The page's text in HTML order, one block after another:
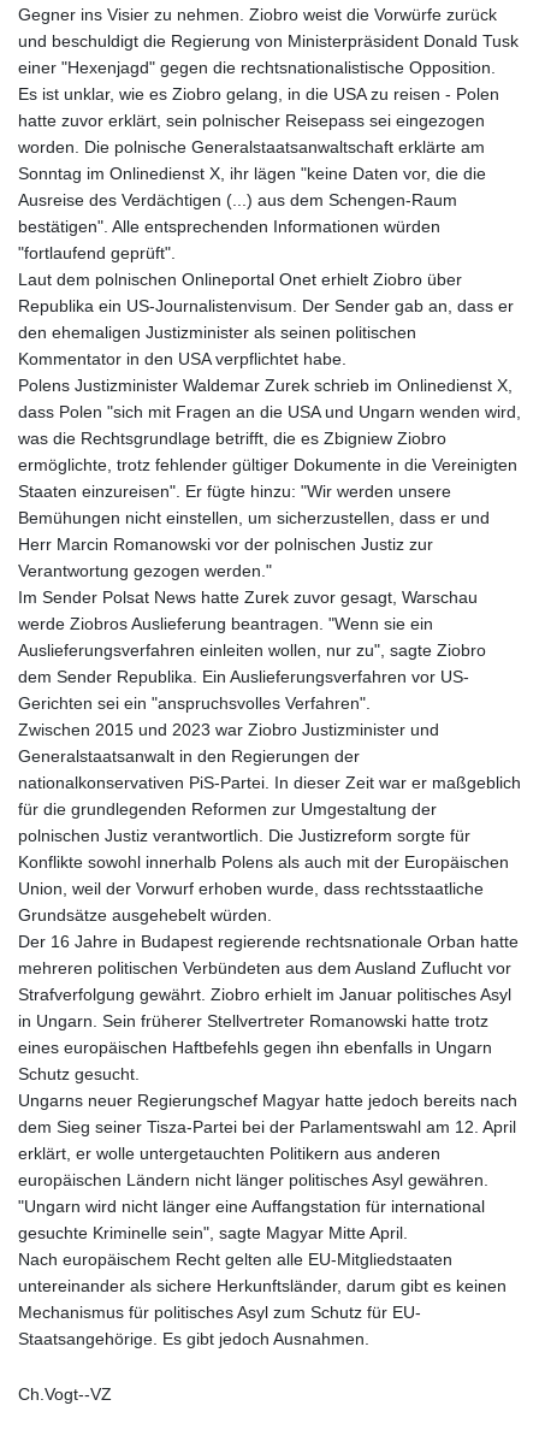
Gegner ins Visier zu nehmen. Ziobro weist die Vorwürfe zurück
und beschuldigt die Regierung von Ministerpräsident Donald Tusk
einer "Hexenjagd" gegen die rechtsnationalistische Opposition.
Es ist unklar, wie es Ziobro gelang, in die USA zu reisen - Polen
hatte zuvor erklärt, sein polnischer Reisepass sei eingezogen
worden. Die polnische Generalstaatsanwaltschaft erklärte am
Sonntag im Onlinedienst X, ihr lägen "keine Daten vor, die die
Ausreise des Verdächtigen (...) aus dem Schengen-Raum
bestätigen". Alle entsprechenden Informationen würden
"fortlaufend geprüft".
Laut dem polnischen Onlineportal Onet erhielt Ziobro über
Republika ein US-Journalistenvisum. Der Sender gab an, dass er
den ehemaligen Justizminister als seinen politischen
Kommentator in den USA verpflichtet habe.
Polens Justizminister Waldemar Zurek schrieb im Onlinedienst X,
dass Polen "sich mit Fragen an die USA und Ungarn wenden wird,
was die Rechtsgrundlage betrifft, die es Zbigniew Ziobro
ermöglichte, trotz fehlender gültiger Dokumente in die Vereinigten
Staaten einzureisen". Er fügte hinzu: "Wir werden unsere
Bemühungen nicht einstellen, um sicherzustellen, dass er und
Herr Marcin Romanowski vor der polnischen Justiz zur
Verantwortung gezogen werden."
Im Sender Polsat News hatte Zurek zuvor gesagt, Warschau
werde Ziobros Auslieferung beantragen. "Wenn sie ein
Auslieferungsverfahren einleiten wollen, nur zu", sagte Ziobro
dem Sender Republika. Ein Auslieferungsverfahren vor US-
Gerichten sei ein "anspruchsvolles Verfahren".
Zwischen 2015 und 2023 war Ziobro Justizminister und
Generalstaatsanwalt in den Regierungen der
nationalkonservativen PiS-Partei. In dieser Zeit war er maßgeblich
für die grundlegenden Reformen zur Umgestaltung der
polnischen Justiz verantwortlich. Die Justizreform sorgte für
Konflikte sowohl innerhalb Polens als auch mit der Europäischen
Union, weil der Vorwurf erhoben wurde, dass rechtsstaatliche
Grundsätze ausgehebelt würden.
Der 16 Jahre in Budapest regierende rechtsnationale Orban hatte
mehreren politischen Verbündeten aus dem Ausland Zuflucht vor
Strafverfolgung gewährt. Ziobro erhielt im Januar politisches Asyl
in Ungarn. Sein früherer Stellvertreter Romanowski hatte trotz
eines europäischen Haftbefehls gegen ihn ebenfalls in Ungarn
Schutz gesucht.
Ungarns neuer Regierungschef Magyar hatte jedoch bereits nach
dem Sieg seiner Tisza-Partei bei der Parlamentswahl am 12. April
erklärt, er wolle untergetauchten Politikern aus anderen
europäischen Ländern nicht länger politisches Asyl gewähren.
"Ungarn wird nicht länger eine Auffangstation für international
gesuchte Kriminelle sein", sagte Magyar Mitte April.
Nach europäischem Recht gelten alle EU-Mitgliedstaaten
untereinander als sichere Herkunftsländer, darum gibt es keinen
Mechanismus für politisches Asyl zum Schutz für EU-
Staatsangehörige. Es gibt jedoch Ausnahmen.
Ch.Vogt--VZ